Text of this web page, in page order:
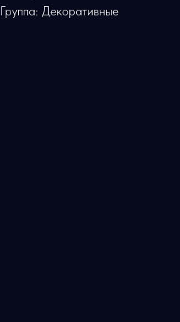
Группа: Декоративные